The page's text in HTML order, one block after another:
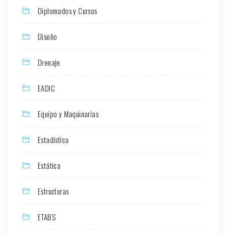
Diplomados y Cursos
Diseño
Drenaje
EADIC
Equipo y Maquinarias
Estadística
Estática
Estructuras
ETABS